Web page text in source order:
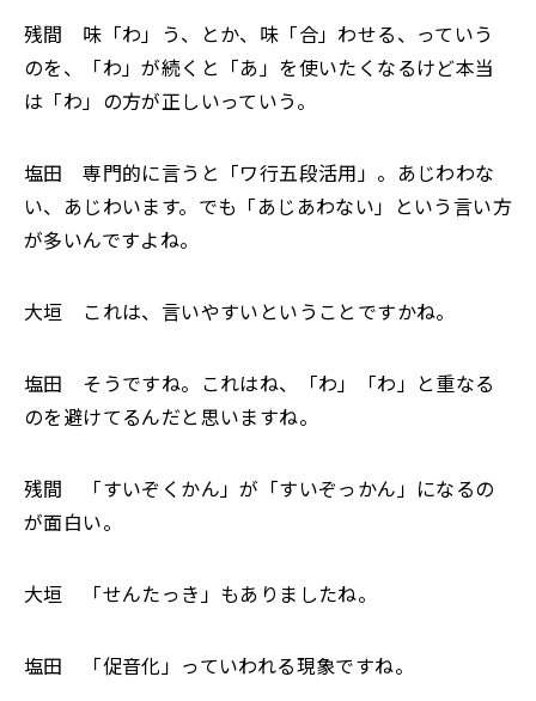
残間 味「わ」う、とか、味「合」わせる、っていう
のを、「わ」が続くと「あ」を使いたくなるけど本当
は「わ」の方が正しいっていう。
塩田 専門的に言うと「ワ行五段活用」。あじわわな
い、あじわいます。でも「あじあわない」という言い方
が多いんですよね。
大垣 これは、言いやすいということですかね。
塩田 そうですね。これはね、「わ」「わ」と重なる
のを避けてるんだと思いますね。
残間 「すいぞくかん」が「すいぞっかん」になるの
が面白い。
大垣 「せんたっき」もありましたね。
塩田 「促音化」っていわれる現象ですね。